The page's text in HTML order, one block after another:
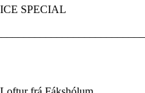
SPECIAL